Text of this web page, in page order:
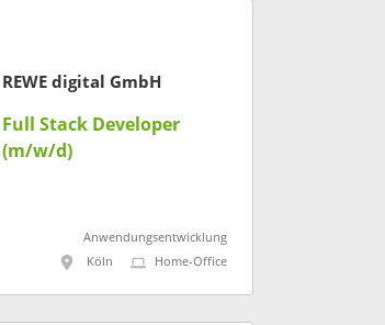
REWE digital GmbH
Full Stack Developer
(m/w/d)
Anwendungsentwicklung
Köln
Home-Office